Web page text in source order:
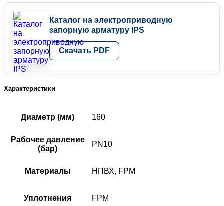
Каталог на электроприводную
запорную арматуру IPS
Скачать PDF
Характеристики
Диаметр (мм) 160
Рабочее давление
(бар)
PN10
Материалы НПВХ, FPM
Уплотнения FPM